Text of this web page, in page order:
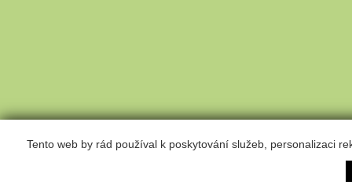
Tento web by rád používal k poskytování služeb, personalizaci